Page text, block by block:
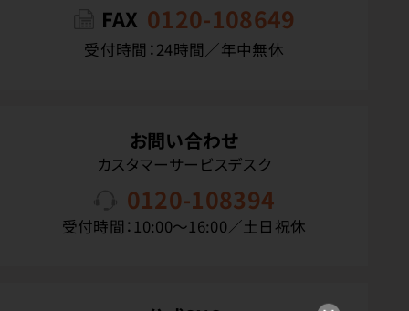
FAX 0120-108649
受付時間：24時間／年中無休
お問い合わせ
カスタマーサービスデスク
0120-108394
受付時間：10:00〜16:00／土日祝休